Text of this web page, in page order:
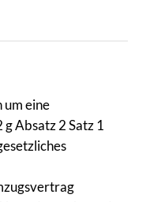
um eine
Absatz 2 Satz 1